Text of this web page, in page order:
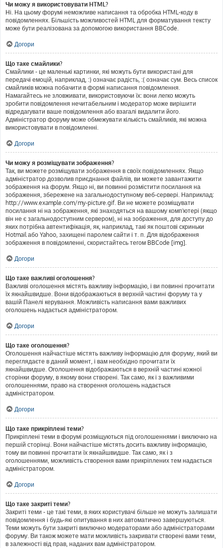
Чи можу я використовувати HTML?
Ні. На цьому форумі неможливе написання та обробка HTML-коду в
повідомленнях. Більшість можливостей HTML для форматування тексту
може бути реалізована за допомогою використання BBCode.
Догори
Що таке смайлики?
Смайлики - це маленькі картинки, які можуть бути використані для
передачі емоцій, наприклад, :) означає радість, :( означає сум. Весь список
смайликів можна побачити в формі написання повідомлення.
Намагайтесь не зловживати, використовуючи їх: вони легко можуть
зробити повідомлення нечитабельним і модератор може вирішити
відредагувати ваше повідомлення або взагалі видалити його.
Адміністратор форуму може обмежувати кількість смайликів, які можна
використовувати в повідомленні.
Догори
Чи можу я розміщувати зображення?
Так, ви можете розміщувати зображення в своїх повідомленнях. Якщо
адміністратор дозволив приєднання файлів, ви можете завантажити
зображення на форум. Якщо ні, ви повинні розмістити посилання на
зображення, збережене на загальнодоступному веб-сервері. Наприклад:
http://www.example.com/my-picture.gif. Ви не можете розміщувати
посилання ні на зображення, які знаходяться на вашому комп'ютері (якщо
він не є загальнодоступним сервером), ні на зображення, для доступу до
яких потрібна автентифікація, як, наприклад, такі як поштові скриньки
Hotmail або Yahoo, захищені паролем сайти і т. п. Для відображення
зображення в повідомленні, скористайтесь тегом BBCode [img].
Догори
Що таке важливі оголошення?
Важливі оголошення містять важливу інформацію, і ви повинні прочитати
їх якнайшвидше. Вони відображаються в верхній частині форуму та у
вашій Панелі керування. Можливість написання вами важливих
оголошень надається адміністратором.
Догори
Що таке оголошення?
Оголошення найчастіше містять важливу інформацію для форуму, який ви
переглядаєте в даний момент, і вам необхідно прочитати їх
якнайшвидше. Оголошення відображаються в верхній частині кожної
сторінки форуму, в якому вони створені. Так само, як і з важливими
оголошеннями, право на створення оголошень надається
адміністратором.
Догори
Що таке прикріплені теми?
Прикріплені теми в форумі розміщуються під оголошеннями і виключно на
першій сторінці. Вони найчастіше містять досить важливу інформацію,
тому ви повинні прочитати їх якнайшвидше. Так само, як і з
оголошеннями, можливість створення вами прикріплених тем надається
адміністратором.
Догори
Що таке закриті теми?
Закриті теми - це такі теми, в яких користувачі більше не можуть залишати
повідомлення і будь-які опитування в них автоматично завершуються.
Теми можуть бути закриті виключно модераторами або адміністраторами
форуму. Ви також можете мати можливість закривати створені вами теми,
в залежності від прав, наданих вам адміністратором.